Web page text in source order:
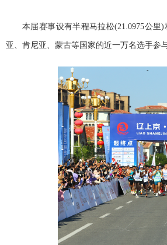
本届赛事设有半程马拉松(21.0975公
亚、肯尼亚、蒙古等国家的近一万名选手参与